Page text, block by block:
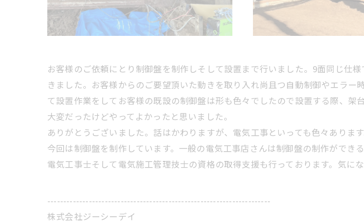
お客様のご依頼にとり制御盤を制作しそして設置まで行いました。9面同じ仕
きました。お客様からのご要望頂いた動きを取り入れ尚且つ自動制御やエラ
て設置作業をしてお客様の既設の制御盤は形も色々でしたので設置する際、
大変だったけどやってよかったと思いました。
ありがとうございました。話はかわりますが、電気工事といっても色々あります
今回は制御盤を制作しています。一般の電気工事店さんは制御盤の制作がで
電気工事士そして電気施工管理技士の資格の取得支援も行っております。気に
----------------------------------------------------------------------
株式会社ジーシーデイ